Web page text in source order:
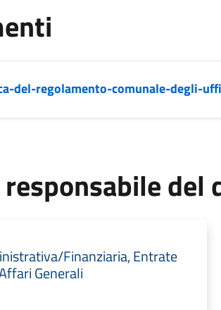
del-regolamento-comunale-degli-
del
Finanziaria, Entrate
Generali